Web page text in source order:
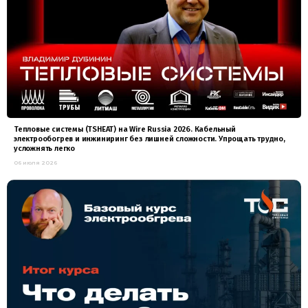
Тепловые системы (TSHEAT) на Wire Russia 2026. Кабельный
электрообогрев и инжиниринг без лишней сложности. Упрощать трудно,
усложнять легко
06 июля 2026